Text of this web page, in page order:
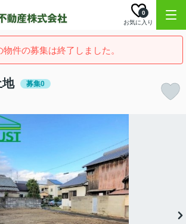
お気に入り
0
物件の募集は終了しました。
地 募集0